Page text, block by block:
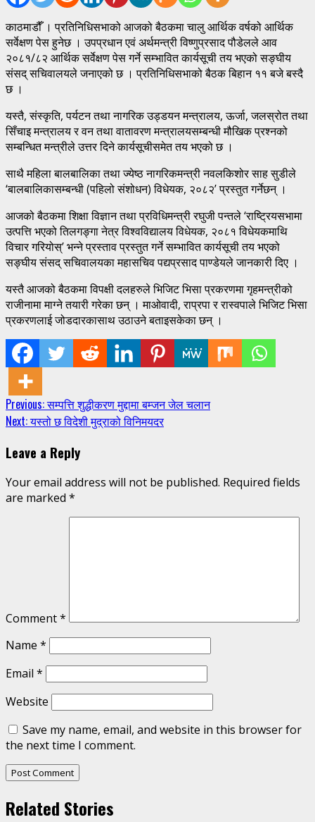
काठमाडौँ । प्रतिनिधिसभाको आजको बैठकमा चालु आर्थिक वर्षको आर्थिक
सर्वेक्षण पेस हुनेछ । उपप्रधान एवं अर्थमन्त्री विष्णुप्रसाद पौडेलले आव
२०८१/८२ आर्थिक सर्वेक्षण पेस गर्ने सम्भावित कार्यसूची तय भएको सङ्घीय
संसद् सचिवालयले जनाएको छ । प्रतिनिधिसभाको बैठक बिहान ११ बजे बस्दै
छ ।
यस्तै, संस्कृति, पर्यटन तथा नागरिक उड्डयन मन्त्रालय, ऊर्जा, जलस्रोत तथा
सिँचाइ मन्त्रालय र वन तथा वातावरण मन्त्रालयसम्बन्धी मौखिक प्रश्नको
सम्बन्धित मन्त्रीले उत्तर दिने कार्यसूचीसमेत तय भएको छ ।
साथै महिला बालबालिका तथा ज्येष्ठ नागरिकमन्त्री नवलकिशोर साह सुडीले
‘बालबालिकासम्बन्धी (पहिलो संशोधन) विधेयक, २०८२’ प्रस्तुत गर्नेछन् ।
आजको बैठकमा शिक्षा विज्ञान तथा प्रविधिमन्त्री रघुजी पन्तले ‘राष्ट्रियसभामा
उत्पत्ति भएको तिलगङ्गा नेत्र विश्वविद्यालय विधेयक, २०८१ विधेयकमाथि
विचार गरियोस्’ भन्ने प्रस्ताव प्रस्तुत गर्ने सम्भावित कार्यसूची तय भएको
सङ्घीय संसद् सचिवालयका महासचिव पद्यप्रसाद पाण्डेयले जानकारी दिए ।
यस्तै आजको बैठकमा विपक्षी दलहरुले भिजिट भिसा प्रकरणमा गृहमन्त्रीको
राजीनामा माग्ने तयारी गरेका छन् । माओवादी, राप्रपा र रास्वपाले भिजिट भिसा
प्रकरणलाई जोडदारकासाथ उठाउने बताइसकेका छन् ।
Continue
Reading
Previous:सम्पत्ति शुद्धीकरण मुद्दामा बम्जन जेल चलान
Next:यस्तो छ विदेशी मुद्राको विनिमयदर
Leave a Reply
Your email address will not be published. Required fields
are marked *
Comment*
Name *
Email *
Website
Save my name, email, and website in this browser for
the next time I comment.
Related Stories